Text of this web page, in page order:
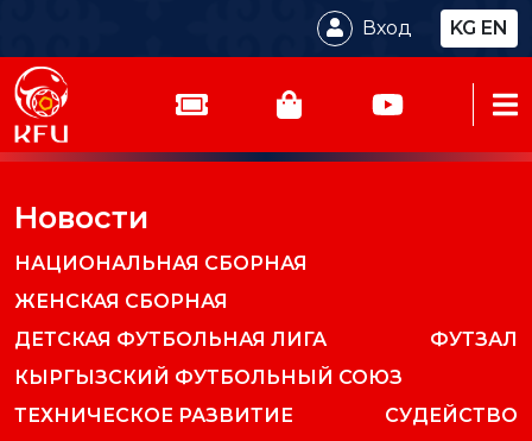
Вход KG EN
Новости
НАЦИОНАЛЬНАЯ СБОРНАЯ
ЖЕНСКАЯ СБОРНАЯ
ДЕТСКАЯ ФУТБОЛЬНАЯ ЛИГА
ФУТЗАЛ
КЫРГЫЗСКИЙ ФУТБОЛЬНЫЙ СОЮЗ
ТЕХНИЧЕСКОЕ РАЗВИТИЕ
СУДЕЙСТВО